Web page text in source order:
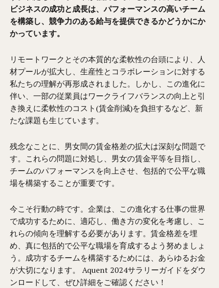
ビジネスの成功と成長は、パフォーマンスの高いチーム
を構築し、競争力のある給与を提供できるかどうかにか
かっています。
リモートワークとその本質的な柔軟性の台頭により、人
材プールが拡大し、生産性とコラボレーションに対する
私たちの理解が再形成されました。しかし、この進化に
伴い、一部の従業員はワークライフバランスの向上と引
き換えに柔軟性のコスト(賃金削減)を負担するなど、新
たな課題も生じています。
残念なことに、男女間の賃金格差の拡大は深刻な問題で
す。これらの問題に対処し、男女の賃金平等を目指し、
チームのパフォーマンスを向上させ、包括的で公平な職
場を構築することが重要です。
今こそ行動の時です。企業は、この進化する仕事の世界
で成功するために、適応し、働き方の変化を考慮し、こ
れらの傾向を理解する必要があります。賃金格差を埋
め、真に包括的で公平な職場を育成するよう努めましょ
う。成功するチームを構築するためには、あらゆるお金
が大切になります。 Aquent 2024サラリーガイドをダウ
ンロードして、ぜひ詳細をご確認ください！